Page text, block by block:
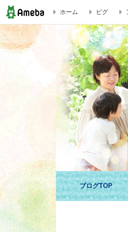
インナーチャイルドカードに「良
ー講座〜インナーチャイルドセラ
ホーム ピグ
ブログTOP